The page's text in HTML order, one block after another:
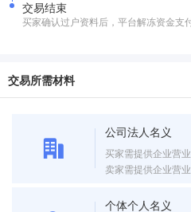
交易结束
买家确认过户资料后，平台解冻资金支
交易所需材料
公司法人名义
买家需提供企业营业
卖家需提供企业营
个体个人名义